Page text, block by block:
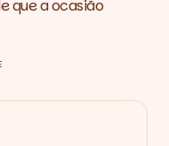
que a ocasião